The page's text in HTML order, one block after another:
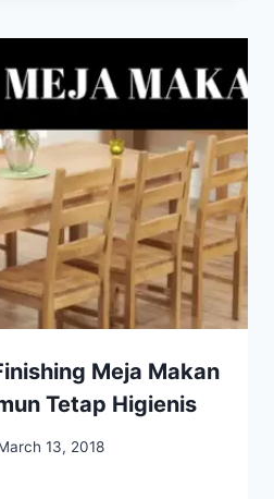
Meja Makan
Tetap Higienis
13, 2018